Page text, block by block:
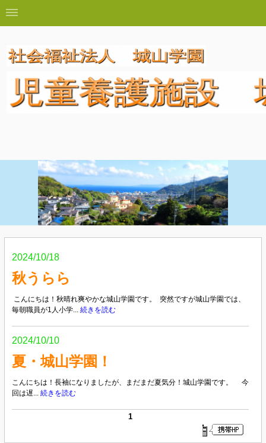
2024/10/18
秋うらら
こんにちは！秋晴れ爽やかな城山学園です。 突然ですが城山学園では、
毎朝職員が1人小学... 続きを読む
2024/10/10
夏・城山学園！
こんにちは！長袖になりましたが、まだまだ夏気分！城山学園です。 今
回は遅... 続きを読む
1